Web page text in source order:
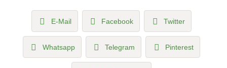
E-Mail Facebook Twitter
Whatsapp Telegram Pinterest